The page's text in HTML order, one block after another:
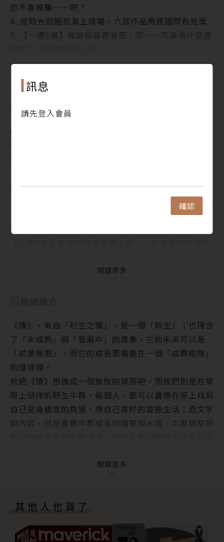
訊息
請先登入會員
確認
也不會被騙⋯⋯吧？
4. 從時光迴圈到海上墳場，六部作品角逐國際布克獎
5. 【一週E書】無論輸贏都會死，那──究竟為什麼要
犢人物 ‧ People
1. 書籍有助於讓我們得到真正的知識、而不只是資訊
──專訪哈拉瑞
1. 打著一種價值，去推動毀滅這種價值的事
2. 【一週E書】連「認知作戰」這個名詞都被「認知作
戰」了
3. 「你到底什麼意思？」──需要討論定義的三種情
犢故事 ‧ Monthly Special：試讀收錄
1. Ｚ世代及他們的孩子將是國安議題，誰可以無關？
2. 透過聲音的軌跡，重建民族的存在與自信──《聲
蒐集錄》
目錄
Contents
犢新聞 ‧ Indepth News
列「正妹清單」到底有什麼問題？
交：《男性廢退》
【讀墨推薦書：選這本正是時候！】就算不賺至少也不
書籍有助於讓我們得到真正的知識、而不只是資訊──
專訪哈拉瑞
打著一種價值，去推動毀滅這種價值的事
【一週E書】連「認知作戰」這個名詞都被「認知作
戰」了
「你到底什麼意思？」──需要討論定義的三種情況
犢故事 ‧ Moo Select
Ｚ世代及他們的孩子將是國安議題，誰可以無關？──
《智慧型手機養大的孩子》
透過聲音的軌跡，重建民族的存在與自信──《聲音的
更多犢月刊
閱讀更多
雜誌簡介
《犢》，來自「初生之犢」，是一個「新生」；也隱含
了「未成熟」與「發展中」的意象，它的未來可以是
「前景無限」，而它的成長更需要在一個「成群結隊」
的環境裡。
就把《犢》想像成一個放牧的草原吧，而我們則是在草
原上徜徉的野生牛群。每個人，都可以盡情在原上找到
自己安身棲息的角落，用自己喜好的姿態生活；而文字
與內容，就是畜養牛群成長的糧草與水源。牛群與草原
《犢》將是一個全新的園地，一個嘗試未知與各種可能
的地方。我們會在這裡分享新的電子書觀點、趨勢，儘
向與輪廓，並試著用多元的方式與工具，把作家、內
容、讀者在這個新時代中，重新串連起來。
我們對電子書的期待，就是我們對《犢》的期待。期許
閱讀更多
其他人也買了